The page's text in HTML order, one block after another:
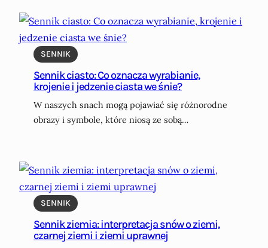
SENNIK
Sennik ciasto: Co oznacza wyrabianie,
krojenie i jedzenie ciasta we śnie?
W naszych snach mogą pojawiać się różnorodne
obrazy i symbole, które niosą ze sobą…
SENNIK
Sennik ziemia: interpretacja snów o ziemi,
czarnej ziemi i ziemi uprawnej